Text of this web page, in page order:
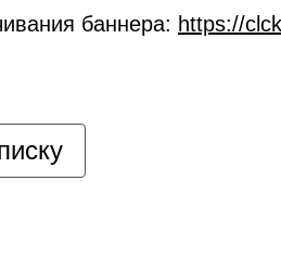
баннера: https://